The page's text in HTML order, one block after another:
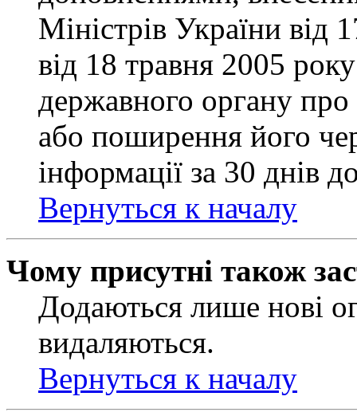
Міністрів України від
від 18 травня 2005
державного органу
або поширення його
інформації за 30 днів
Вернуться к началу
Чому присутні також
Додаються лише нові
видаляються.
Вернуться к началу